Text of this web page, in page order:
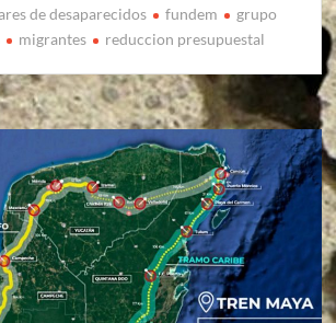
de desaparecidos fundem
grupo
migrantes reduccion presupuestal